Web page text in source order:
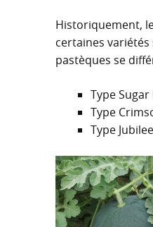
Historiquement,
certaines
pastèques se
Type
Type
Type